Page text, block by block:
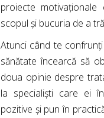
proiecte
scopul și bucuria de a
Atunci când te
sănătate încearcă să
doua opinie despre
la specialiști care ei
pozitive și pun în